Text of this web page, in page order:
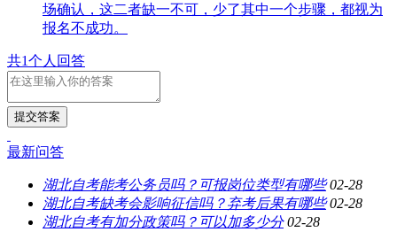
场确认，这二者缺一不可，少了其中一个步骤，都视为
报名不成功。
共1个人回答
提交答案
最新问答
湖北自考能考公务员吗？可报岗位类型有哪些 02-28
湖北自考缺考会影响征信吗？弃考后果有哪些 02-28
湖北自考有加分政策吗？可以加多少分 02-28